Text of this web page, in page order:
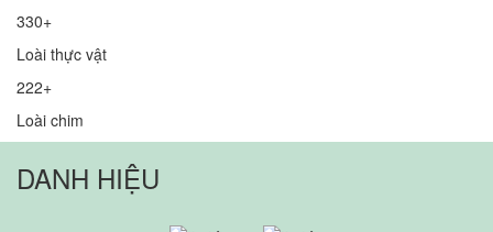
330+
Loài thực vật
222+
Loài chim
DANH HIỆU